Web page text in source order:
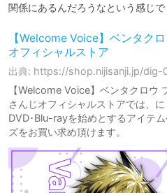
関係にあるんだろうなという感じで
【Welcome Voice】ベンタク
オフィシャルストア
出典: https://shop.nijisanji.jp/dig-
【Welcome Voice】ベンタクロウ
さんじオフィシャルストアでは、
DVD･Blu-rayを始めとするアイテ
ズをお買い求め頂けます。